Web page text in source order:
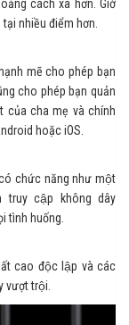
cách xa hơn. Giờ
nhiều điểm hơn.
mẽ cho phép bạn
cho phép bạn quản
của cha mẹ và chính
hoặc iOS.
chức năng như một
truy cập không dây
tình huống.
cao độc lập và các
vượt trội.